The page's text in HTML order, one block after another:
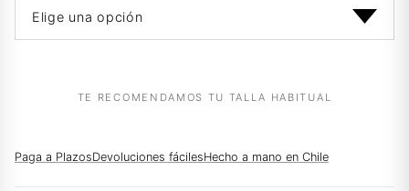
TE RECOMENDAMOS TU TALLA HABITUAL
Paga a PlazosDevoluciones fácilesHecho a mano en Chile